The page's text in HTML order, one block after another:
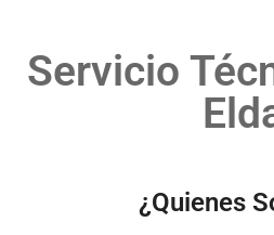
Servicio
¿Quienes